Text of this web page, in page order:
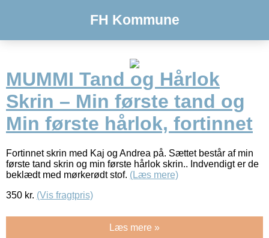
FH Kommune
MUMMI Tand og Hårlok
Skrin – Min første tand og
Min første hårlok, fortinnet
Fortinnet skrin med Kaj og Andrea på. Sættet består af min
første tand skrin og min første hårlok skrin.. Indvendigt er de
beklædt med mørkerødt stof. (Læs mere)
350 kr. (Vis fragtpris)
Læs mere »